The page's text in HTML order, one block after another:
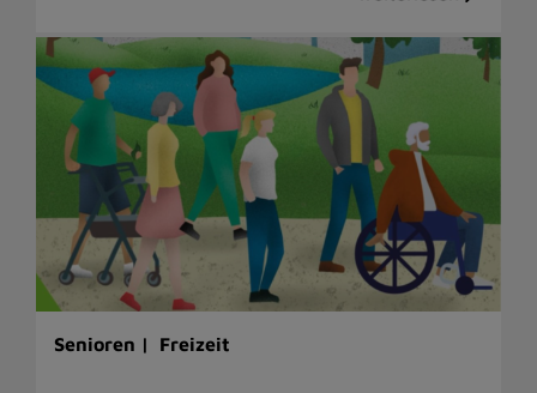
Senioren | Freizeit